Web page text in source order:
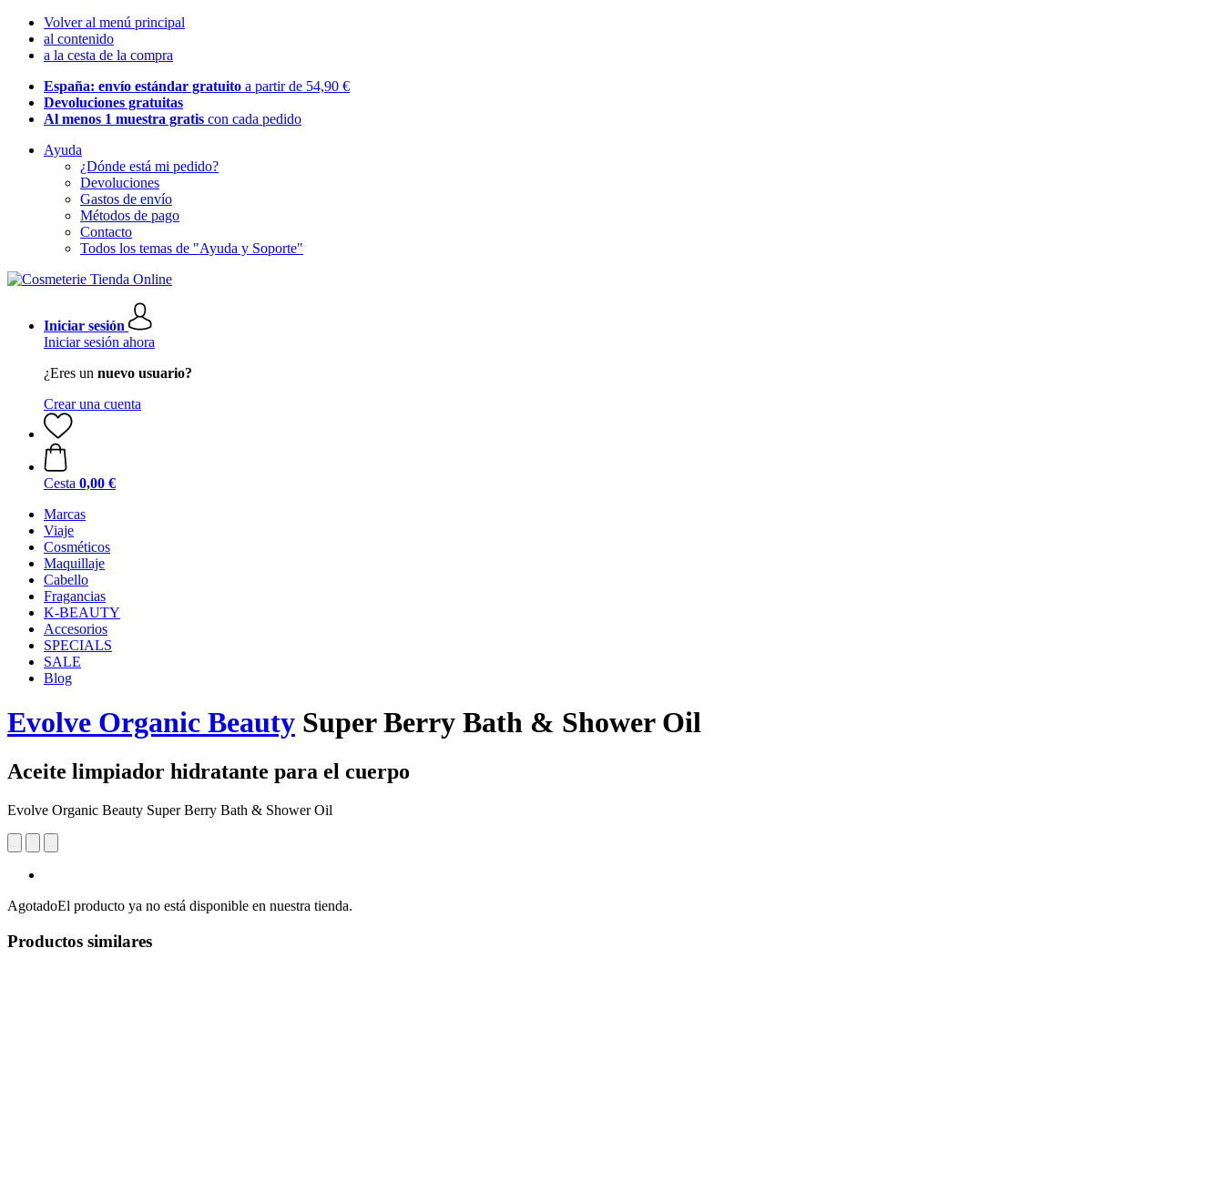
Volver al menú principal
al contenido
a la cesta de la compra
España: envío estándar gratuito a partir de 54,90 €
Devoluciones gratuitas
Al menos 1 muestra gratis con cada pedido
Ayuda
¿Dónde está mi pedido?
Devoluciones
Gastos de envío
Métodos de pago
Contacto
Todos los temas de "Ayuda y Soporte"
Iniciar sesión
Iniciar sesión ahora
¿Eres un nuevo usuario?
Crear una cuenta
Cesta 0,00 €
Marcas
Viaje
Cosméticos
Maquillaje
Cabello
Fragancias
K-BEAUTY
Accesorios
SPECIALS
SALE
Blog
Evolve Organic Beauty Super Berry Bath & Shower Oil
Aceite limpiador hidratante para el cuerpo
Evolve Organic Beauty Super Berry Bath & Shower Oil
AgotadoEl producto ya no está disponible en nuestra tienda.
Productos similares